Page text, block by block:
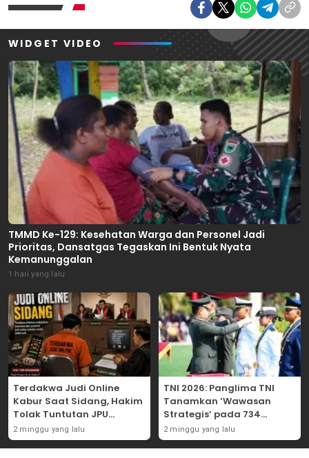
WIDGET VIDEO
TMMD Ke-129: Kesehatan Warga dan Personel Jadi
Prioritas, Dansatgas Tegaskan Ini Bentuk Nyata
Kemanunggalan
1 hari yang lalu
Terdakwa Judi Online
Kabur Saat Sidang, Hakim
Tolak Tuntutan JPU
Tanjung Perak karena
Gagal Hadirkan Hartono
2 minggu yang lalu
TNI 2026: Panglima TNI
Tanamkan ‘Wawasan
Strategis’ pada 734
Perwira Baru, Tekankan
Netralitas dan Integritas
2 minggu yang lalu